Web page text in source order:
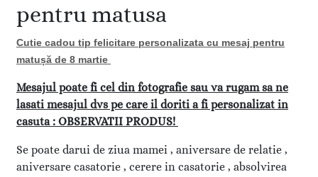
pentru matusa
Cutie cadou tip felicitare personalizata cu mesaj pentru
matușă de 8 martie
Mesajul poate fi cel din fotografie sau va rugam sa ne
lasati mesajul dvs pe care il doriti a fi personalizat in
casuta : OBSERVATII PRODUS!
Se poate darui de ziua mamei , aniversare de relatie ,
aniversare casatorie , cerere in casatorie , absolvirea